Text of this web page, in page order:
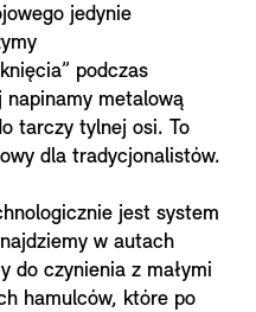
jedynie
podczas
metalową
tarczy tylnej osi. To
dla tradycjonalistów.
jest system
w autach
do czynienia z małymi
hamulców, które po